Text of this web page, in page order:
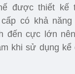
được thiết kế
có khả
đến cực lớn
khi sử dụng kể